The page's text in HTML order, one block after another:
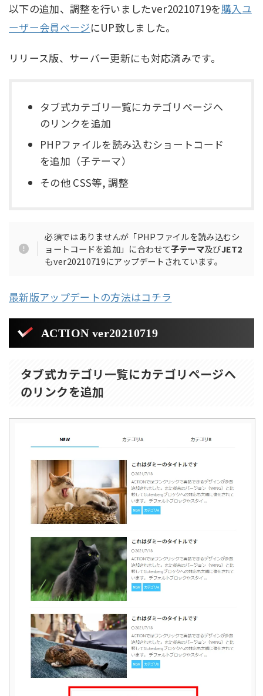
以下の追加、調整を行いましたver20210719を購入ユ
ーザー会員ページにUP致しました。
リリース版、サーバー更新にも対応済みです。
タブ式カテゴリ一覧にカテゴリページへ
のリンクを追加
PHPファイルを読み込むショートコード
を追加（子テーマ）
その他 CSS等, 調整
必須ではありませんが「PHPファイルを読み込むシ
ョートコードを追加」に合わせて子テーマ及びJET2
もver20210719にアップデートされています。
最新版アップデートの方法はコチラ
ACTION ver20210719
タブ式カテゴリ一覧にカテゴリページへ
のリンクを追加